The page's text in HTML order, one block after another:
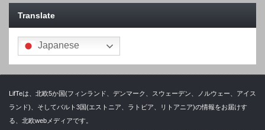
Translate
Japanese
LifTeは、北欧5か国(フィンランド、デンマーク、スウェーデン、ノルウェー、アイス
ランド)、そしてバルト3国(エストニア、ラトビア、リトアニア)の情報をお届けす
る、北欧webメディアです。